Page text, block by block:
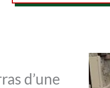
d’une